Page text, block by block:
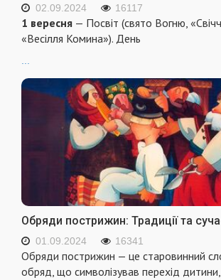
02.09.2024 16117
1 вересня — Посвіт (свято Вогню,
«Весілля Комина»). День
Обряди пострижин: Традиції та
01.09.2024 16341
Обряди пострижин — це старовинний
обряд, що символізував перехід